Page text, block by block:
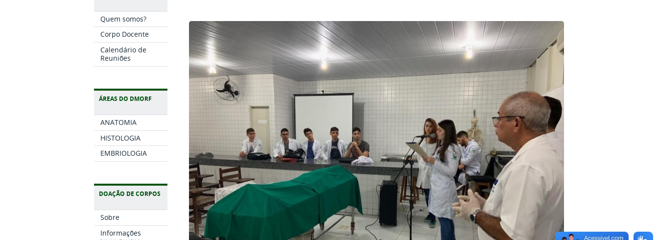
Quem somos?
Corpo Docente
Calendário de
Reuniões
ÁREAS DO DMORF
ANATOMIA
HISTOLOGIA
EMBRIOLOGIA
DOAÇÃO DE CORPOS
Sobre
Informações